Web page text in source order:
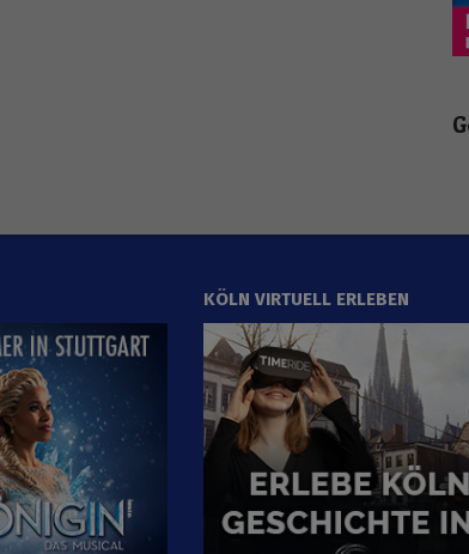
KÖLN VIRTUELL ERLEBEN